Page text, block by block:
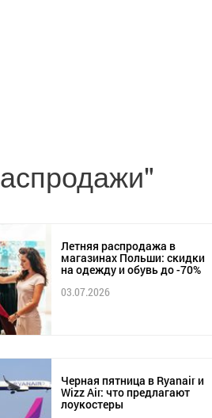
Летняя распродажа в
магазинах Польши: скидки
на одежду и обувь до -70%
03.07.2026
Черная пятница в Ryanair и
Wizz Air: что предлагают
лоукостеры